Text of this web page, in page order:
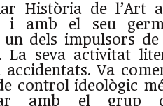
Història de l’Art
i amb el seu
un dels impulsors
La seva activitat
accidentats. Va
control ideològic
amb el grup